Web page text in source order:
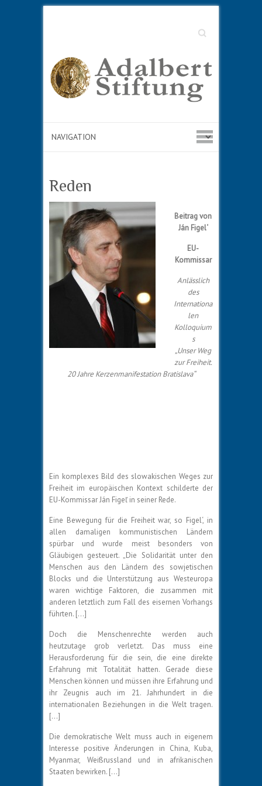
Suche
Reden
Beitrag von
Ján Figel‘
EU-
Kommissar
Anlässlich
des
Internationa
len
Kolloquium
s
„Unser Weg
zur Freiheit.
20 Jahre Kerzenmanifestation Bratislava“
Ein komplexes Bild des slowakischen Weges zur
Freiheit im europäischen Kontext schilderte der
EU-Kommissar Ján Figeľ in seiner Rede.
Eine Bewegung für die Freiheit war, so Figel‘, in
allen damaligen kommunistischen Ländern
spürbar und wurde meist besonders von
Gläubigen gesteuert. „Die Solidarität unter den
Menschen aus den Ländern des sowjetischen
Blocks und die Unterstützung aus Westeuropa
waren wichtige Faktoren, die zusammen mit
anderen letztlich zum Fall des eisernen Vorhangs
führten. […]
Doch die Menschenrechte werden auch
heutzutage grob verletzt. Das muss eine
Herausforderung für die sein, die eine direkte
Erfahrung mit Totalität hatten. Gerade diese
Menschen können und müssen ihre Erfahrung und
ihr Zeugnis auch im 21. Jahrhundert in die
internationalen Beziehungen in die Welt tragen.
[…]
Die demokratische Welt muss auch in eigenem
Interesse positive Änderungen in China, Kuba,
Myanmar, Weißrussland und in afrikanischen
Staaten bewirken. […]